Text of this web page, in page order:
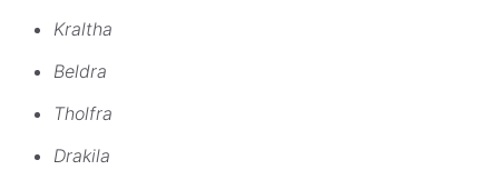
Kraltha
Beldra
Tholfra
Drakila